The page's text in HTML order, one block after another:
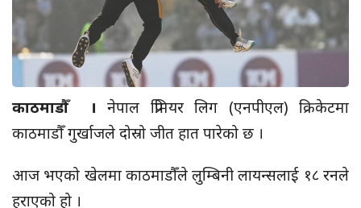
काठमाडौँ ।नेपाल प्रिमियर लिग (एनपीएल) क्रिकेटमा
काठमाडौँगुर्खाजलेदोस्रोजीतहात पारेको छ ।
आज भएको खेलमा काठमाडौँले लुम्बिनी लायन्सलाई १८ रनले
हराएको हो ।